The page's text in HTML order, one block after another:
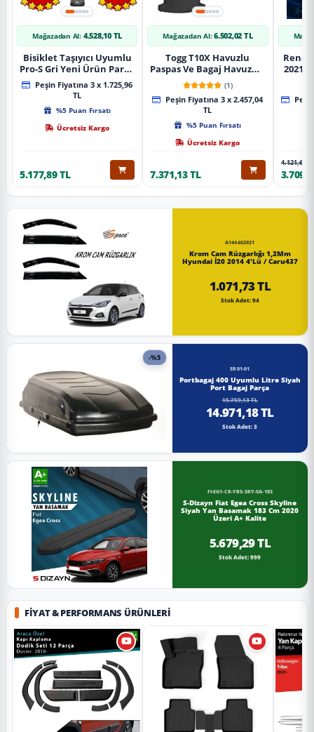
Mağazadan Al: 4.528,10 TL
Bisiklet Taşıyıcı Uyumlu
Pro-S Gri Yeni Ürün Parça
Tavan Tipi Bisiklet
Taşıyıcı
Peşin Fiyatına 3 x 1.725,96
TL
%5 Puan Fırsatı
Ücretsiz Kargo
5.177,89 TL
Mağazadan Al: 6.502,02 TL
Togg T10X Havuzlu
Paspas Ve Bagaj Havuzu +
Siyah Organizer
(1)
Peşin Fiyatına 3 x 2.457,04
TL
%5 Puan Fırsatı
Ücretsiz Kargo
7.371,13 TL
2021
4.121,65 TL
A144662021
Krom Cam Rüzgarlığı 1,2Mm
Hyundai İ20 2014 4'Lü / Caru437
1.071,73 TL
Stok Adet: 94
-%5
SR01-01
Portbagaj 400 Uyumlu Litre Siyah
Port Bagaj Parça
15.759,13 TL
14.971,18 TL
Stok Adet: 3
FI-EG1-CR-YBS-SKY-SA-183
S-Dizayn Fiat Egea Cross Skyline
Siyah Yan Basamak 183 Cm 2020
Üzeri A+ Kalite
5.679,29 TL
Stok Adet: 999
FIYAT & PERFORMANS ÜRÜNLERI